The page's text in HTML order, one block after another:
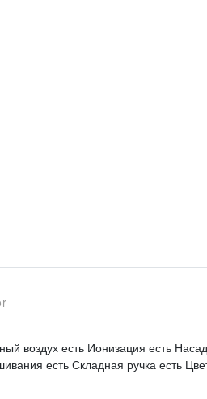
воздух есть Ионизация есть
есть Складная ручка есть